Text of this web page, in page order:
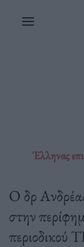
Έλληνας
Ο δρ
στην
περιοδικού